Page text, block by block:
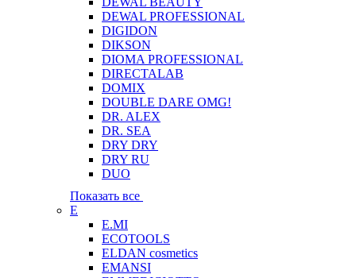
DEWAL PROFESSIONAL
DIGIDON
DIKSON
DIOMA PROFESSIONAL
DIRECTALAB
DOMIX
DOUBLE DARE OMG!
DR. ALEX
DR. SEA
DRY DRY
DRY RU
DUO
Показать все
E
E.MI
ECOTOOLS
ELDAN cosmetics
EMANSI